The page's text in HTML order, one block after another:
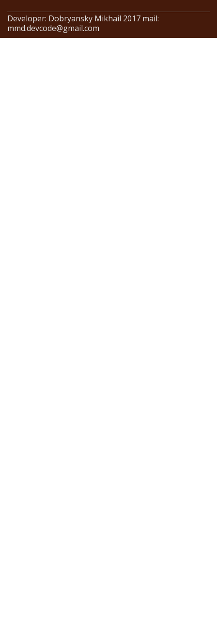
Developer: Dobryansky Mikhail 2017 mail:
mmd.devcode@gmail.com